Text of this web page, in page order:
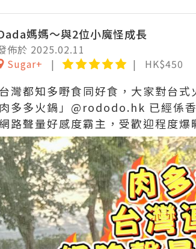
媽媽～與2位小魔怪成長
佈於 2025.02.11
Sugar+
HK$450
灣都知多嘢食同好食，大家對台
多多火鍋」@rododo.hk 已經係
路聲量好感度霸主，受歡迎程度